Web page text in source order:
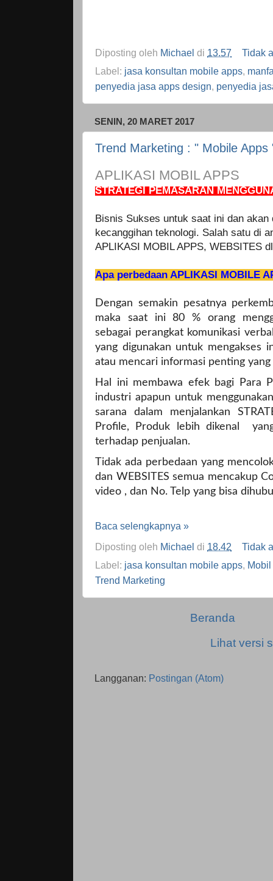
Diposting oleh Michael di 13.57
Tidak
Label: jasa konsultan mobile apps,
penyedia jasa apps design, penyedia
SENIN, 20 MARET 2017
Trend Marketing : " Mobile Apps
APLIKASI MOBIL APPS
STRATEGI PEMASARAN
Bisnis Sukses untuk saat ini dan
kecanggihan teknologi. Salah satu di
APLIKASI MOBIL APPS, WEBSITES
Apa perbedaan APLIKASI MOBILE
Dengan semakin pesatnya
maka saat ini 80 % orang
sebagai perangkat komunikasi
yang digunakan untuk mengakses
atau mencari informasi penting
Hal ini membawa efek bagi Para
industri apapun untuk
sarana dalam menjalankan
Profile, Produk lebih dikenal
terhadap penjualan.
Tidak ada perbedaan yang
dan WEBSITES semua mencakup
video , dan No. Telp yang bisa
Baca selengkapnya »
Diposting oleh Michael di 18.42
Tidak
Label: jasa konsultan mobile apps,
Trend Marketing
Beranda
Lihat versi
Langganan: Postingan (Atom)